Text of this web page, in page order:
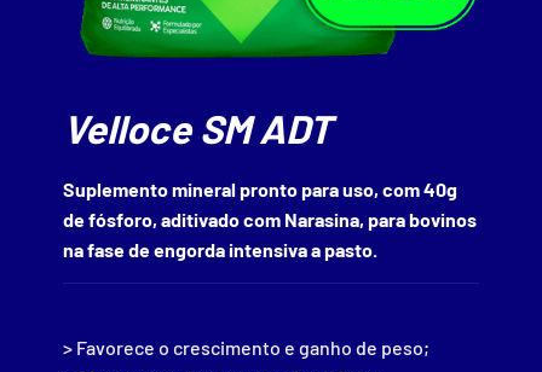
Velloce SM ADT
Suplemento mineral pronto para uso, com 40g
de fósforo, aditivado com Narasina, para bovinos
na fase de engorda intensiva a pasto.
> Favorece o crescimento e ganho de peso;